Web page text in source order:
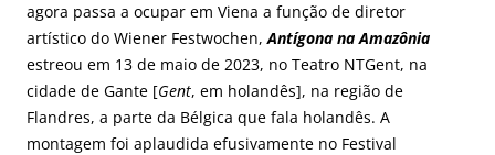
agora passa a ocupar em Viena a função de diretor
artístico do Wiener Festwochen,Antígona na Amazônia
estreou em 13 de maio de 2023, no Teatro NTGent, na
cidade de Gante [Gent, em holandês], na região de
Flandres, a parte da Bélgica que fala holandês. A
montagem foi aplaudida efusivamente no Festival